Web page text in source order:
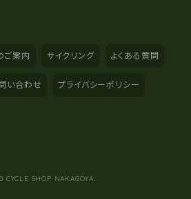
ご案内 サイクリング よくある質問
い合わせ プライバシーポリシー
CYCLE SHOP NAKAGOYA.